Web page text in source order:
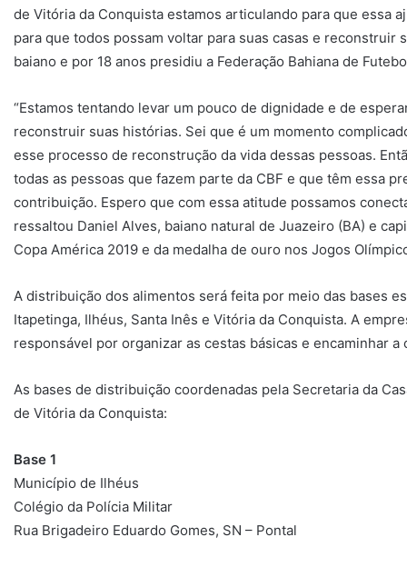
de Vitória da Conquista estamos articulando para que essa
para que todos possam voltar para suas casas e reconstruir
baiano e por 18 anos presidiu a Federação Bahiana de
“Estamos tentando levar um pouco de dignidade e de
reconstruir suas histórias. Sei que é um momento
esse processo de reconstrução da vida dessas pessoas.
todas as pessoas que fazem parte da CBF e que têm essa
contribuição. Espero que com essa atitude possamos
ressaltou Daniel Alves, baiano natural de Juazeiro (BA) e
Copa América 2019 e da medalha de ouro nos Jogos
A distribuição dos alimentos será feita por meio das bases
Itapetinga, Ilhéus, Santa Inês e Vitória da Conquista. A
responsável por organizar as cestas básicas e encaminhar a
As bases de distribuição coordenadas pela Secretaria da
de Vitória da Conquista:
Base 1
Município de Ilhéus
Colégio da Polícia Militar
Rua Brigadeiro Eduardo Gomes, SN – Pontal